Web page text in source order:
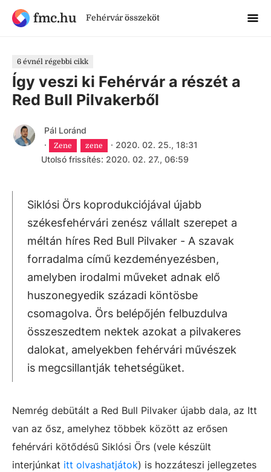
fmc.hu Fehérvár összeköt
6 évnél régebbi cikk
Így veszi ki Fehérvár a részét a
Red Bull Pilvakerből
Pál Loránd
·
Zene zene · 2020. 02. 25., 18:31
Utolsó frissítés: 2020. 02. 27., 06:59
Siklósi Örs koprodukciójával újabb
székesfehérvári zenész vállalt szerepet a
méltán híres Red Bull Pilvaker - A szavak
forradalma című kezdeményezésben,
amelyben irodalmi műveket adnak elő
huszonegyedik századi köntösbe
csomagolva. Örs belépőjén felbuzdulva
összeszedtem nektek azokat a pilvakeres
dalokat, amelyekben fehérvári művészek
is megcsillantják tehetségüket.
Nemrég debütált a Red Bull Pilvaker újabb dala, az Itt
van az ősz, amelyhez többek között az erősen
fehérvári kötődésű Siklósi Örs (vele készült
interjúnkat itt olvashatjátok) is hozzáteszi jellegzetes